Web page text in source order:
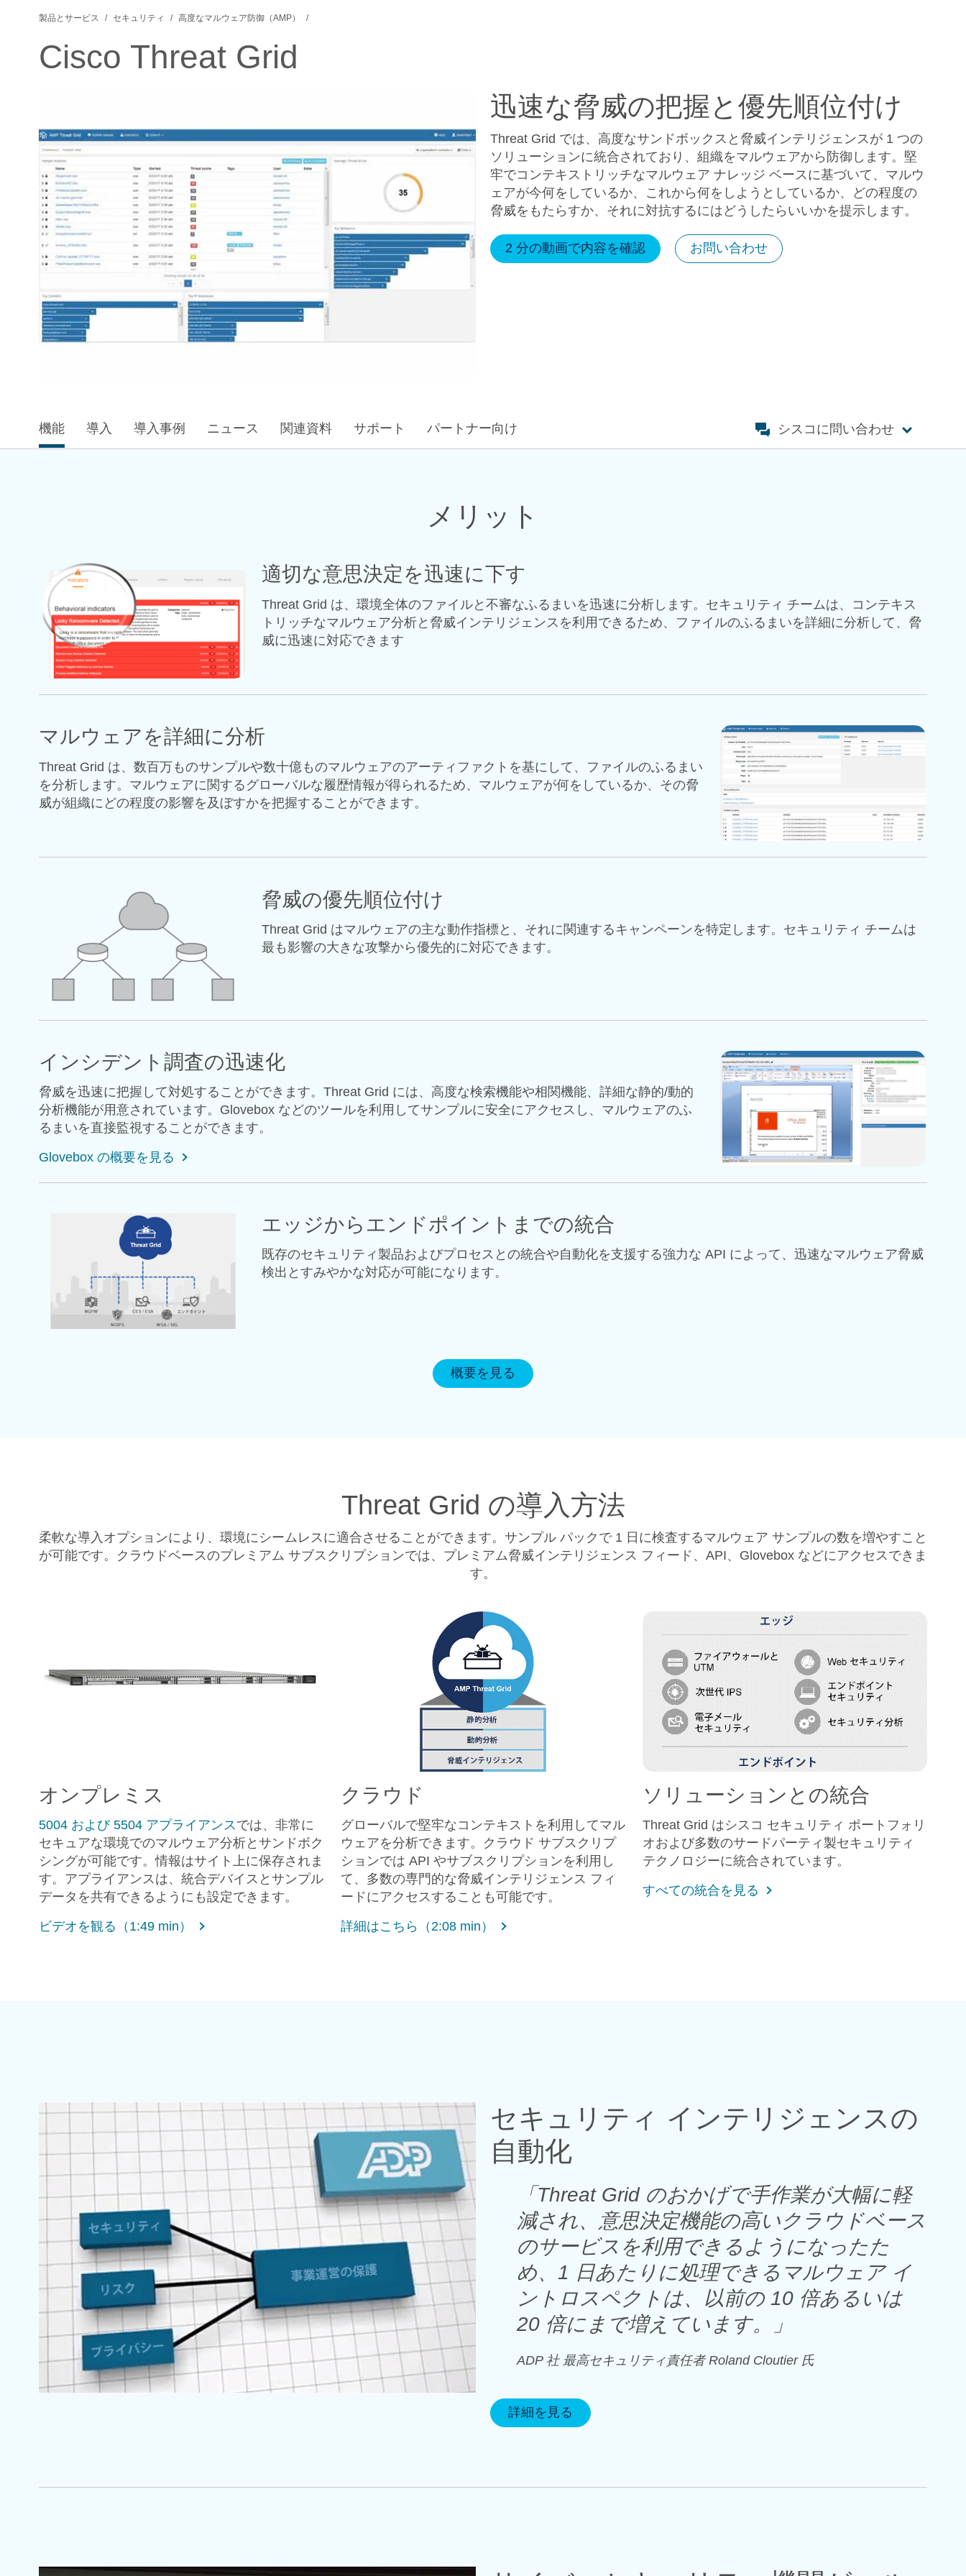
製品とサービス セキュリティ 高度なマルウェア防御（AMP）
Cisco Threat Grid
迅速な脅威の把握と優先順位付け
Threat Grid では、高度なサンドボックスと脅威インテリジェンスが 1 つの
ソリューションに統合されており、組織をマルウェアから防御します。堅
牢でコンテキストリッチなマルウェア ナレッジ ベースに基づいて、マルウ
ェアが今何をしているか、これから何をしようとしているか、どの程度の
脅威をもたらすか、それに対抗するにはどうしたらいいかを提示します。
2 分の動画で内容を確認 お問い合わせ
機能 導入 導入事例 ニュース 関連資料 サポート パートナー向け シスコに問い合わせ
メリット
適切な意思決定を迅速に下す
Threat Grid は、環境全体のファイルと不審なふるまいを迅速に分析します。セキュリティ チームは、コンテキス
トリッチなマルウェア分析と脅威インテリジェンスを利用できるため、ファイルのふるまいを詳細に分析して、脅
威に迅速に対応できます
マルウェアを詳細に分析
Threat Grid は、数百万ものサンプルや数十億ものマルウェアのアーティファクトを基にして、ファイルのふるまい
を分析します。マルウェアに関するグローバルな履歴情報が得られるため、マルウェアが何をしているか、その脅
威が組織にどの程度の影響を及ぼすかを把握することができます。
脅威の優先順位付け
Threat Grid はマルウェアの主な動作指標と、それに関連するキャンペーンを特定します。セキュリティ チームは
最も影響の大きな攻撃から優先的に対応できます。
インシデント調査の迅速化
脅威を迅速に把握して対処することができます。Threat Grid には、高度な検索機能や相関機能、詳細な静的/動的
分析機能が用意されています。Glovebox などのツールを利用してサンプルに安全にアクセスし、マルウェアのふ
るまいを直接監視することができます。
Glovebox の概要を見る
エッジからエンドポイントまでの統合
既存のセキュリティ製品およびプロセスとの統合や自動化を支援する強力な API によって、迅速なマルウェア脅威
検出とすみやかな対応が可能になります。
概要を見る
Threat Grid の導入方法
柔軟な導入オプションにより、環境にシームレスに適合させることができます。サンプル パックで 1 日に検査するマルウェア サンプルの数を増やすこと
が可能です。クラウドベースのプレミアム サブスクリプションでは、プレミアム脅威インテリジェンス フィード、API、Glovebox などにアクセスできま
す。
オンプレミス
5004 および 5504 アプライアンスでは、非常に
セキュアな環境でのマルウェア分析とサンドボク
シングが可能です。情報はサイト上に保存されま
す。アプライアンスは、統合デバイスとサンプル
データを共有できるようにも設定できます。
ビデオを観る（1:49 min）
クラウド
グローバルで堅牢なコンテキストを利用してマル
ウェアを分析できます。クラウド サブスクリプ
ションでは API やサブスクリプションを利用し
て、多数の専門的な脅威インテリジェンス フィ
ードにアクセスすることも可能です。
詳細はこちら（2:08 min）
ソリューションとの統合
Threat Grid はシスコ セキュリティ ポートフォリ
オおよび多数のサードパーティ製セキュリティ
テクノロジーに統合されています。
すべての統合を見る
セキュリティ インテリジェンスの
自動化
「 Threat Grid のおかげで手作業が大幅に軽
減され、意思決定機能の高いクラウドベース
のサービスを利用できるようになったた
め、1 日あたりに処理できるマルウェア イ
ントロスペクトは、以前の 10 倍あるいは
20 倍にまで増えています。
」
ADP 社 最高セキュリティ責任者 Roland Cloutier 氏
詳細を見る